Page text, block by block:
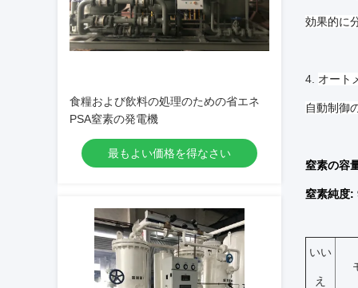
食糧および飲料の処理のための省エネ
PSA窒素の発電機
最もよい価格を得なさい
効果的に
4. オート
自動制御
窒素の容
窒素純度:
いい
え